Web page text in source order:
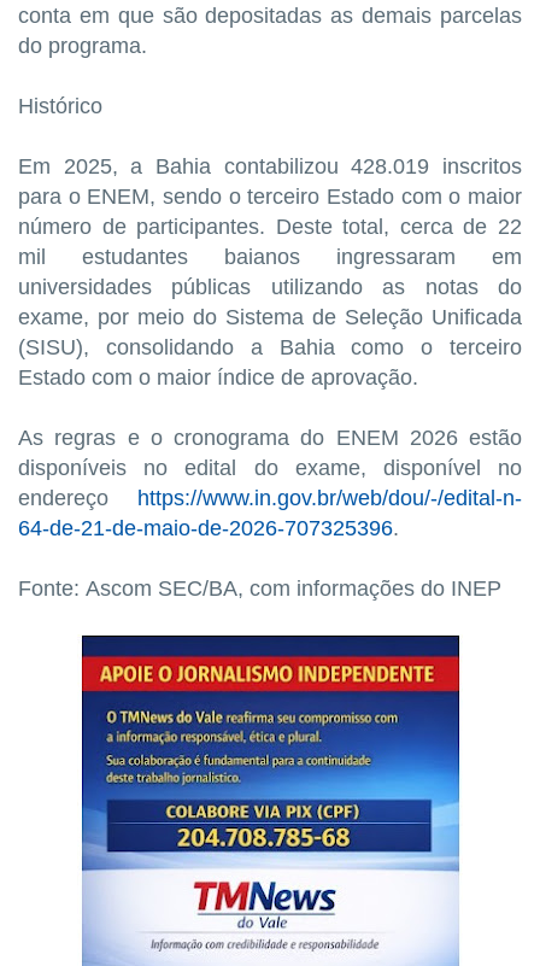
conta em que são depositadas as demais parcelas
do programa.
Histórico
Em 2025, a Bahia contabilizou 428.019 inscritos
para o ENEM, sendo o terceiro Estado com o maior
número de participantes. Deste total, cerca de 22
mil estudantes baianos ingressaram em
universidades públicas utilizando as notas do
exame, por meio do Sistema de Seleção Unificada
(SISU), consolidando a Bahia como o terceiro
Estado com o maior índice de aprovação.
As regras e o cronograma do ENEM 2026 estão
disponíveis no edital do exame, disponível no
endereço https://www.in.gov.br/web/dou/-/edital-n-
64-de-21-de-maio-de-2026-707325396.
Fonte: Ascom SEC/BA, com informações do INEP